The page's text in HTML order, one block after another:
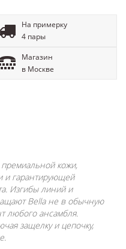
На примерку
4 пары
Магазин
в Москве
кожи,
и гарантирующей
Изгибы линий и
Bella не в обычную
любого ансамбля.
защелку и цепочку,